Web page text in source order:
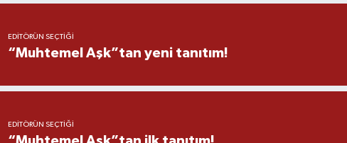
EDITÖRÜN SEÇTIĞI
“Muhtemel Aşk”tan yeni tanıtım!
EDITÖRÜN SEÇTIĞI